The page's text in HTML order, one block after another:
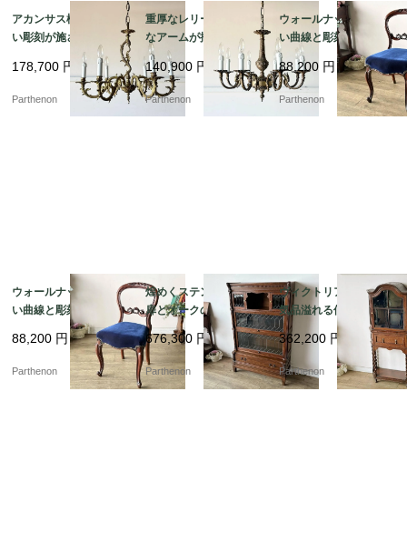
アカンサス模様の美し
い彫刻が施されたブラ
ス照明。クラシカルな
空間を演出する6灯式シ
ャンデリア【sy393】
178,700 円
Parthenon
重厚なレリーフと優美
なアームが描く気品。
クラシカルな真鍮の輝
きが空間を魅了する8灯
式シャンデリア【sy46
140,900 円
Parthenon
ウォールナットの美し
い曲線と彫刻が目を惹
く、空間を優雅に彩る
気品あるバルーンチェ
ア【c237-2】
88,200 円
Parthenon
ウォールナットの美し
い曲線と彫刻が目を惹
く、空間を優雅に彩る
気品あるバルーンチェ
ア【c237-1】
88,200 円
Parthenon
煌めくステンドグラス
扉とオークの味わいが
魅力のスタッキングブ
ックケース【k184】
676,300 円
Parthenon
ヴィクトリア朝後期の
気品溢れる佇まいのツ
イストレッグ・ガラス
キャビネット【k108】
362,200 円
Parthenon